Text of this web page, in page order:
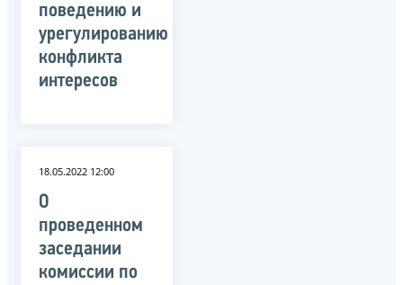
поведению и
урегулированию
конфликта
интересов
18.05.2022 12:00
О
проведенном
заседании
комиссии по